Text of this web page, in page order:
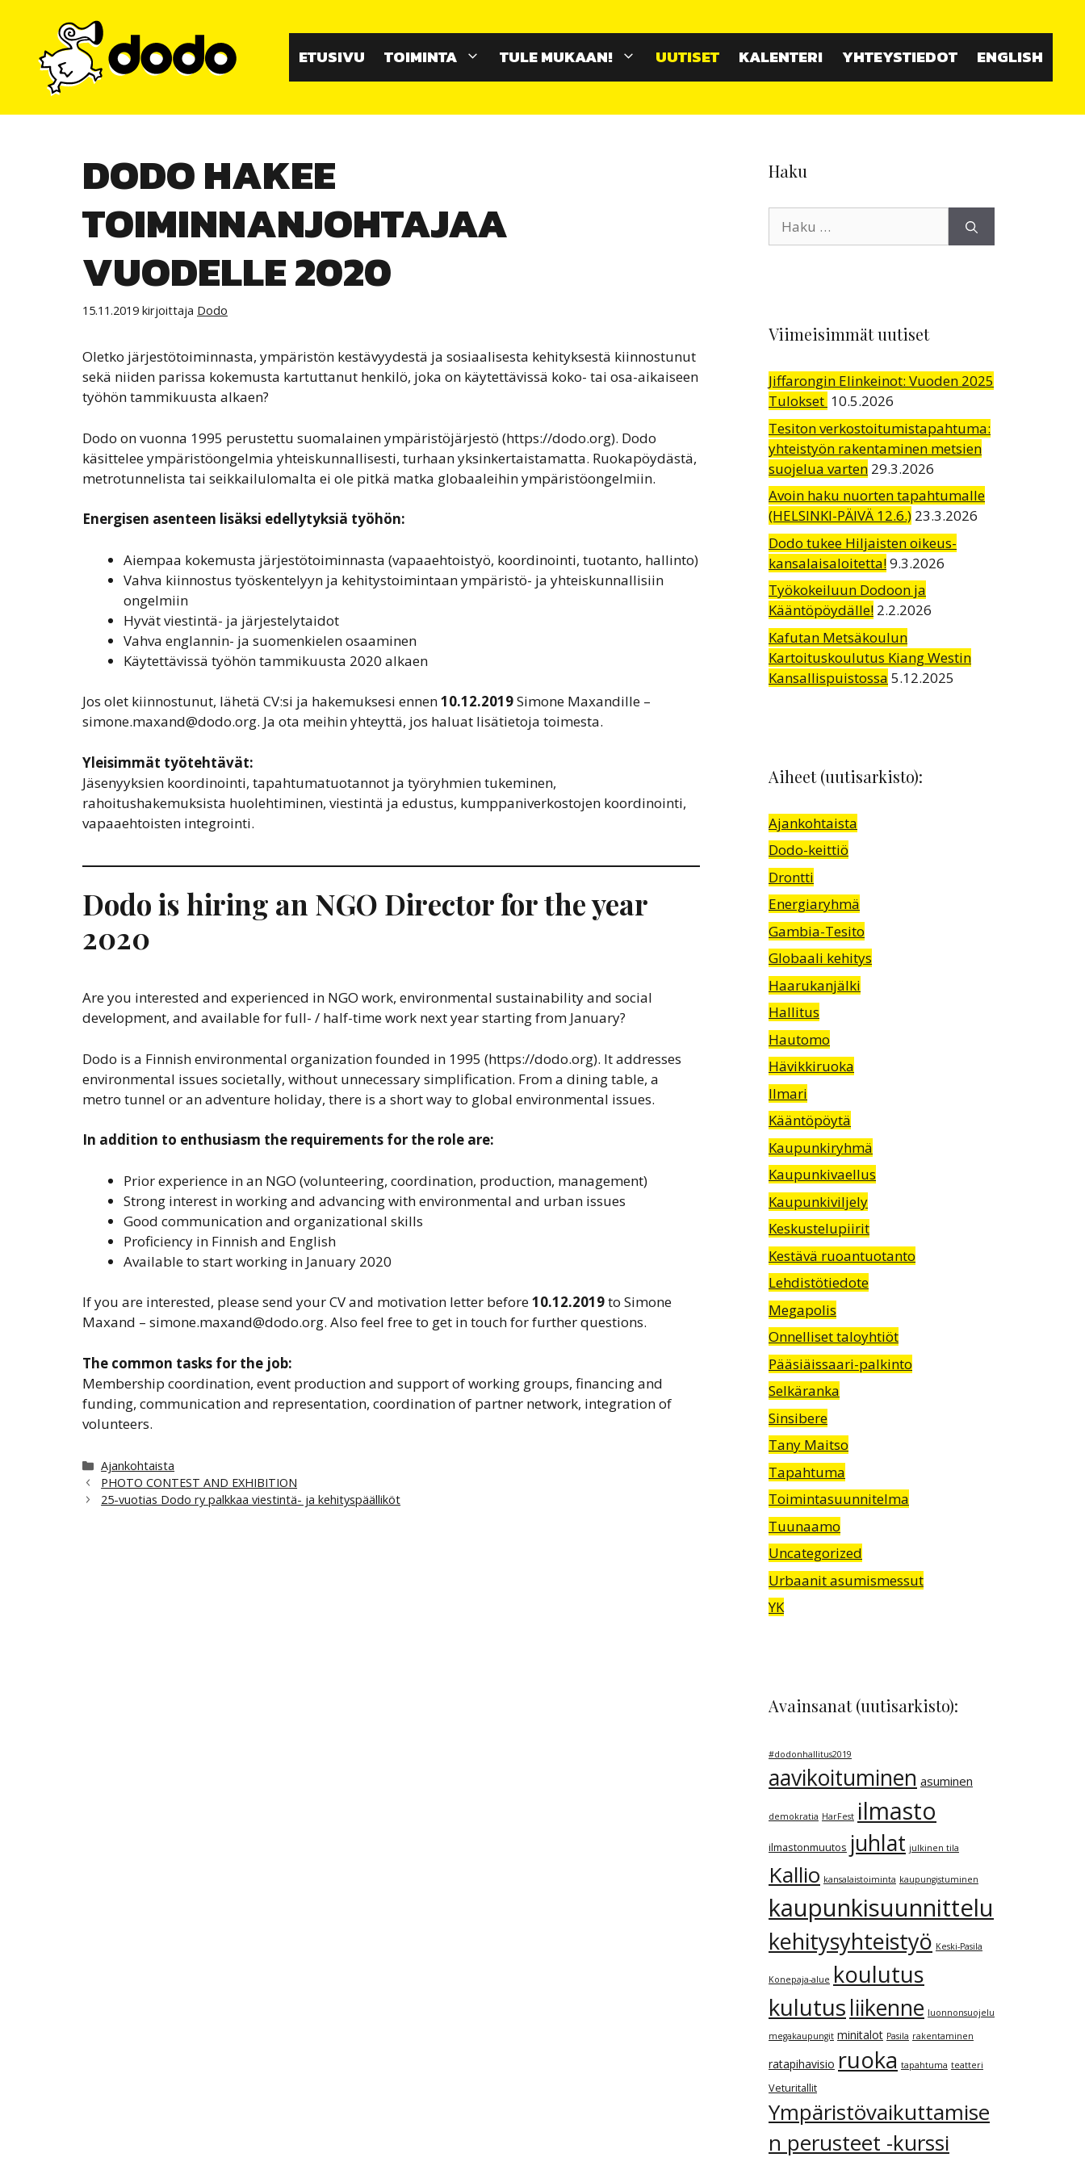
ETUSIVU TOIMINTA TULE MUKAAN! UUTISET KALENTERI YHTEYSTIEDOT ENGLISH
DODO HAKEE
TOIMINNANJOHTAJAA
VUODELLE 2020
15.11.2019 kirjoittaja Dodo
Oletko järjestötoiminnasta, ympäristön kestävyydestä ja sosiaalisesta kehityksestä kiinnostunut
sekä niiden parissa kokemusta kartuttanut henkilö, joka on käytettävissä koko- tai osa-aikaiseen
työhön tammikuusta alkaen?
Dodo on vuonna 1995 perustettu suomalainen ympäristöjärjestö (https://dodo.org). Dodo
käsittelee ympäristöongelmia yhteiskunnallisesti, turhaan yksinkertaistamatta. Ruokapöydästä,
metrotunnelista tai seikkailulomalta ei ole pitkä matka globaaleihin ympäristöongelmiin.
Energisen asenteen lisäksi edellytyksiä työhön:
Aiempaa kokemusta järjestötoiminnasta (vapaaehtoistyö, koordinointi, tuotanto, hallinto)
Vahva kiinnostus työskentelyyn ja kehitystoimintaan ympäristö- ja yhteiskunnallisiin
ongelmiin
Hyvät viestintä- ja järjestelytaidot
Vahva englannin- ja suomenkielen osaaminen
Käytettävissä työhön tammikuusta 2020 alkaen
Jos olet kiinnostunut, lähetä CV:si ja hakemuksesi ennen10.12.2019Simone Maxandille –
simone.maxand@dodo.org. Ja ota meihin yhteyttä, jos haluat lisätietoja toimesta.
Yleisimmät työtehtävät:
Jäsenyyksien koordinointi, tapahtumatuotannot ja työryhmien tukeminen,
rahoitushakemuksista huolehtiminen, viestintä ja edustus, kumppaniverkostojen koordinointi,
vapaaehtoisten integrointi.
Dodo is hiring an NGO Director for the year
2020
Are you interested and experienced in NGO work, environmental sustainability and social
development, and available for full- / half-time work next year starting from January?
Dodo is a Finnish environmental organization founded in 1995 (https://dodo.org). It addresses
environmental issues societally, without unnecessary simplification. From a dining table, a
metro tunnel or an adventure holiday, there is a short way to global environmental issues.
In addition to enthusiasm the requirements for the role are:
Prior experience in an NGO (volunteering, coordination, production, management)
Strong interest in working and advancing with environmental and urban issues
Good communication and organizational skills
Proficiency in Finnish and English
Available to start working in January 2020
If you are interested, please send your CV and motivation letter before10.12.2019to Simone
Maxand – simone.maxand@dodo.org. Also feel free to get in touch for further questions.
The common tasks for the job:
Membership coordination, event production and support of working groups, financing and
funding, communication and representation, coordination of partner network, integration of
volunteers.
Kategoriat
Ajankohtaista
PHOTO CONTEST AND EXHIBITION
25-vuotias Dodo ry palkkaa viestintä- ja kehityspäälliköt
Haku
Viimeisimmät uutiset
Jiffarongin Elinkeinot: Vuoden 2025
Tulokset 10.5.2026
Tesiton verkostoitumistapahtuma:
yhteistyön rakentaminen metsien
suojelua varten 29.3.2026
Avoin haku nuorten tapahtumalle
(HELSINKI-PÄIVÄ 12.6.) 23.3.2026
Dodo tukee Hiljaisten oikeus-
kansalaisaloitetta!9.3.2026
Työkokeiluun Dodoon ja
Kääntöpöydälle! 2.2.2026
Kafutan Metsäkoulun
Kartoituskoulutus Kiang Westin
Kansallispuistossa 5.12.2025
Aiheet (uutisarkisto):
Ajankohtaista
Dodo-keittiö
Drontti
Energiaryhmä
Gambia-Tesito
Globaali kehitys
Haarukanjälki
Hallitus
Hautomo
Hävikkiruoka
Ilmari
Kääntöpöytä
Kaupunkiryhmä
Kaupunkivaellus
Kaupunkiviljely
Keskustelupiirit
Kestävä ruoantuotanto
Lehdistötiedote
Megapolis
Onnelliset taloyhtiöt
Pääsiäissaari-palkinto
Selkäranka
Sinsibere
Tany Maitso
Tapahtuma
Toimintasuunnitelma
Tuunaamo
Uncategorized
Urbaanit asumismessut
YK
Avainsanat (uutisarkisto):
#dodonhallitus2019
aavikoituminen asuminen
demokratia HarFest ilmasto
ilmastonmuutos juhlat julkinen tila
Kallio kansalaistoiminta kaupungistuminen
kaupunkisuunnittelu
kehitysyhteistyö Keski-Pasila
Konepaja-alue koulutus
kulutusliikenne luonnonsuojelu
megakaupungit minitalot Pasila rakentaminen
ratapihavisio ruoka tapahtuma teatteri
Veturitallit
Ympäristövaikuttamise
n perusteet -kurssi